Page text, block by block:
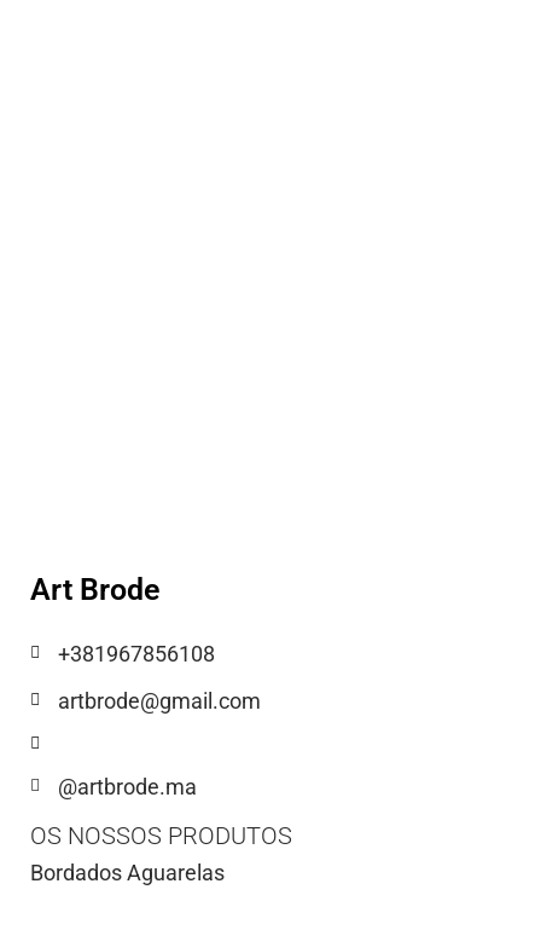
Art Brode
+381967856108
artbrode@gmail.com
@artbrode.ma
OS NOSSOS PRODUTOS
Bordados Aguarelas